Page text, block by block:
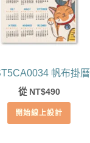
帆布掛曆
從 NT$490
開始線上設計